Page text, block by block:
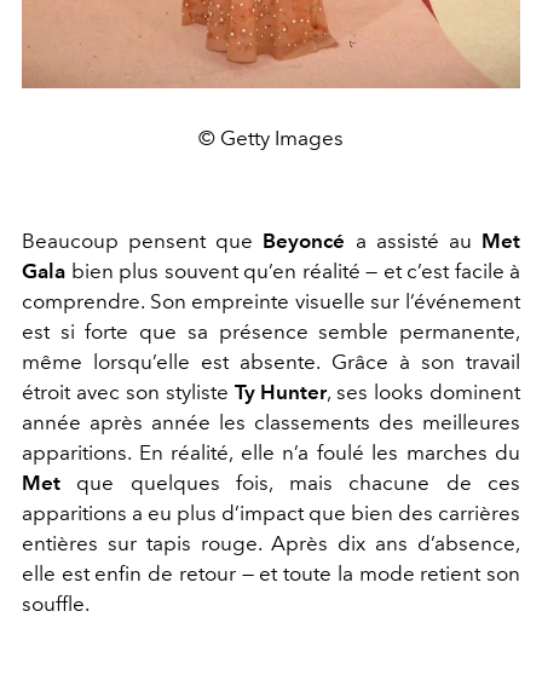
© Getty Images
Beaucoup pensent que Beyoncé a assisté au Met
Gala bien plus souvent qu’en réalité — et c’est facile à
comprendre. Son empreinte visuelle sur l’événement
est si forte que sa présence semble permanente,
même lorsqu’elle est absente. Grâce à son travail
étroit avec son styliste Ty Hunter, ses looks dominent
année après année les classements des meilleures
apparitions. En réalité, elle n’a foulé les marches du
Met que quelques fois, mais chacune de ces
apparitions a eu plus d’impact que bien des carrières
entières sur tapis rouge. Après dix ans d’absence,
elle est enfin de retour — et toute la mode retient son
souffle.